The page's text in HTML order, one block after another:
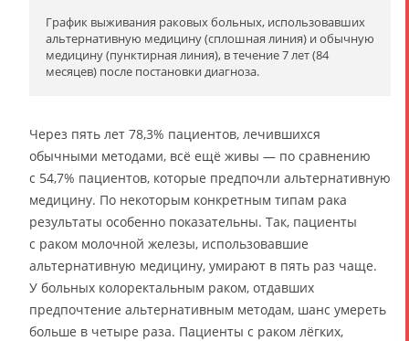
График выживания раковых больных, использовавших
альтернативную медицину (сплошная линия) и обычную
медицину (пунктирная линия), в течение 7 лет (84
месяцев) после постановки диагноза.
Через пять лет 78,3% пациентов, лечившихся
обычными методами, всё ещё живы — по сравнению
с 54,7% пациентов, которые предпочли альтернативную
медицину. По некоторым конкретным типам рака
результаты особенно показательны. Так, пациенты
с раком молочной железы, использовавшие
альтернативную медицину, умирают в пять раз чаще.
У больных колоректальным раком, отдавших
предпочтение альтернативным методам, шанс умереть
больше в четыре раза. Пациенты с раком лёгких,